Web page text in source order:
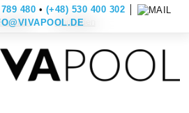
Anmelden
480 • (+48) 530 400 302